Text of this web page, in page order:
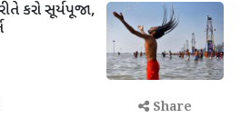
કરો સૂર્યપૂજા,
Share